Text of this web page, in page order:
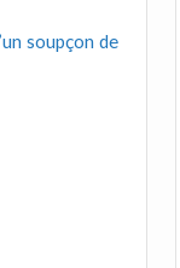
soupçon de